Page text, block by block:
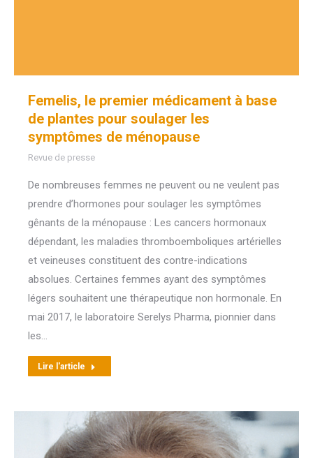
Femelis, le premier médicament à base
de plantes pour soulager les
symptômes de ménopause
Revue de presse
De nombreuses femmes ne peuvent ou ne veulent pas
prendre d’hormones pour soulager les symptômes
gênants de la ménopause : Les cancers hormonaux
dépendant, les maladies thromboemboliques artérielles
et veineuses constituent des contre-indications
absolues. Certaines femmes ayant des symptômes
légers souhaitent une thérapeutique non hormonale. En
mai 2017, le laboratoire Serelys Pharma, pionnier dans
les…
Lire l'article